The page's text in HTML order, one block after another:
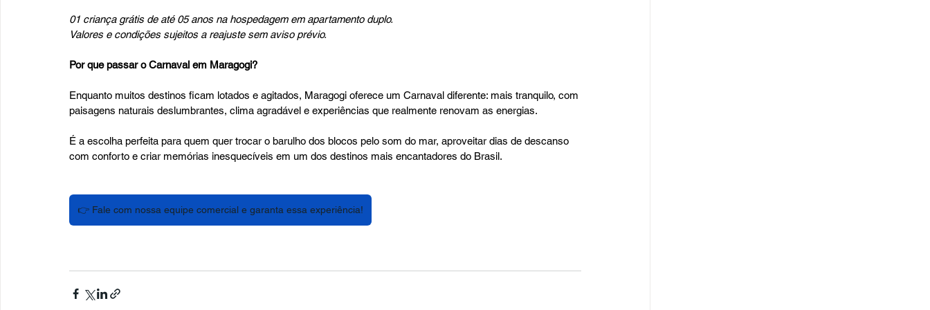
01 criança grátis de até 05 anos na hospedagem em apartamento duplo.
Valores e condições sujeitos a reajuste sem aviso prévio.
Por que passar o Carnaval em Maragogi?
Enquanto muitos destinos ficam lotados e agitados, Maragogi oferece um Carnaval diferente: mais tranquilo, com
paisagens naturais deslumbrantes, clima agradável e experiências que realmente renovam as energias.
É a escolha perfeita para quem quer trocar o barulho dos blocos pelo som do mar, aproveitar dias de descanso
com conforto e criar memórias inesquecíveis em um dos destinos mais encantadores do Brasil.
👉 Fale com nossa equipe comercial e garanta essa experiência!